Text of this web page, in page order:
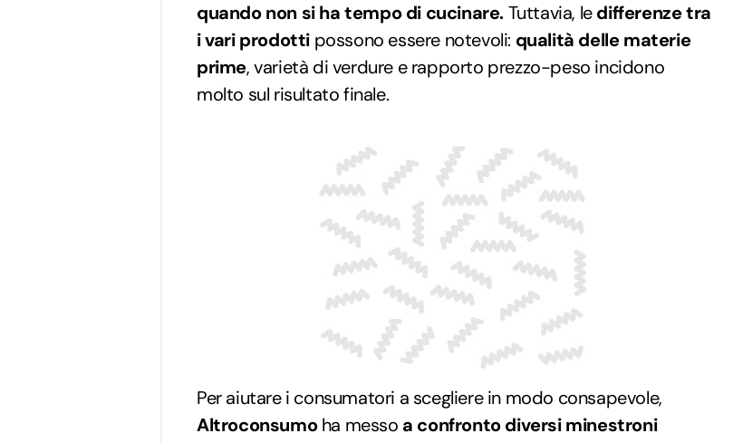
quando non si ha tempo di cucinare.Tuttavia, ledifferenze tra
i vari prodotti possono essere notevoli: qualità delle materie
prime, varietà di verdure e rapporto prezzo-peso incidono
molto sul risultato finale.
Per aiutare i consumatori a scegliere in modo consapevole,
Altroconsumoha messo a confronto diversi minestroni